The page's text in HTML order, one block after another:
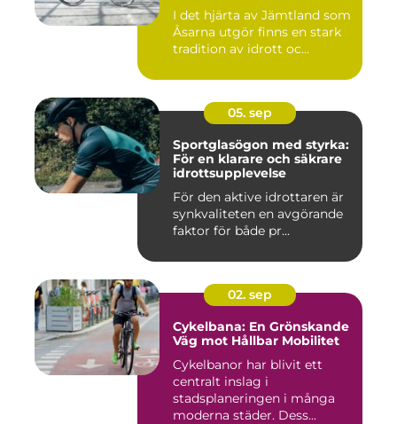
I det hjärta av Jämtland som
Åsarna utgör finns en stark
tradition av idrott oc...
05. sep
Sportglasögon med styrka:
För en klarare och säkrare
idrottsupplevelse
För den aktive idrottaren är
synkvaliteten en avgörande
faktor för både pr...
02. sep
Cykelbana: En Grönskande
Väg mot Hållbar Mobilitet
Cykelbanor har blivit ett
centralt inslag i
stadsplaneringen i många
moderna städer. Dess...